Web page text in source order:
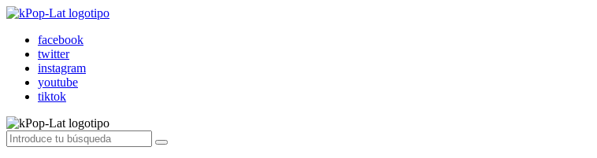
facebook
twitter
instagram
youtube
tiktok